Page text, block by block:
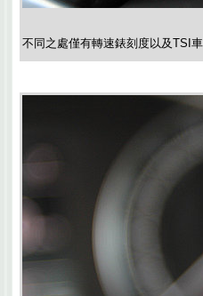
不同之處僅有轉速錶刻度以及TSI